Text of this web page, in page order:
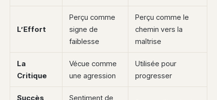
L’Effort
Perçu comme
signe de
faiblesse
Perçu comme le
chemin vers la
maîtrise
La
Critique
Vécue comme
une agression
Utilisée pour
progresser
Succès
Sentiment de